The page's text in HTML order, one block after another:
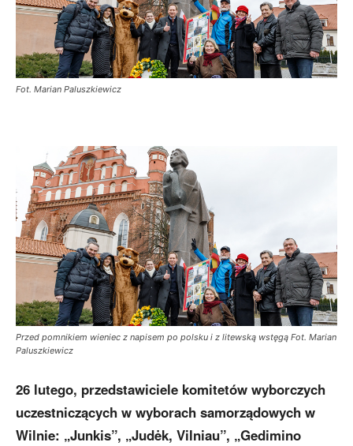
Fot. Marian Paluszkiewicz
Przed pomnikiem wieniec z napisem po polsku i z litewską wstęgą Fot. Marian
Paluszkiewicz
26 lutego, przedstawiciele komitetów wyborczych
uczestniczących w wyborach samorządowych w
Wilnie: „Junkis”, „Judėk, Vilniau”, „Gedimino